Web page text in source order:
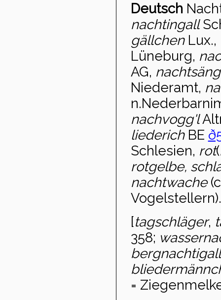
Deutsch
nachtingall
gällchenLux.,
Lüneburg,
AG,
Niederamt,
nachvogg'l
liederich BE
Schlesien, rot(
rotgelbe,
nachtwache
Vogelstellern).
[tagschläger,
358;
bergnachtigall
=